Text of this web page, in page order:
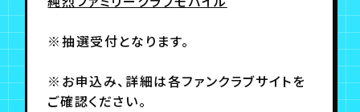
※抽選受付となります。
※お申込み、詳細は各ファンクラブサイトを
ご確認ください。